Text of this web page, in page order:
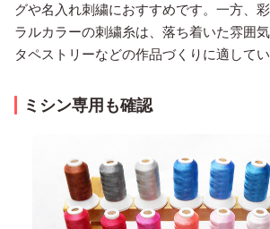
グや名入れ刺繍におすすめです。一方、
ラルカラーの刺繍糸は、落ち着いた雰囲気
タペストリーなどの作品づくりに適してい
ミシン専用も確認